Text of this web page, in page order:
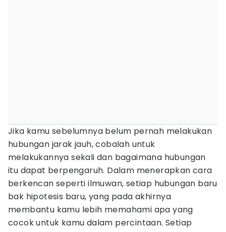
Jika kamu sebelumnya belum pernah melakukan
hubungan jarak jauh, cobalah untuk
melakukannya sekali dan bagaimana hubungan
itu dapat berpengaruh. Dalam menerapkan cara
berkencan seperti ilmuwan, setiap hubungan baru
bak hipotesis baru, yang pada akhirnya
membantu kamu lebih memahami apa yang
cocok untuk kamu dalam percintaan. Setiap